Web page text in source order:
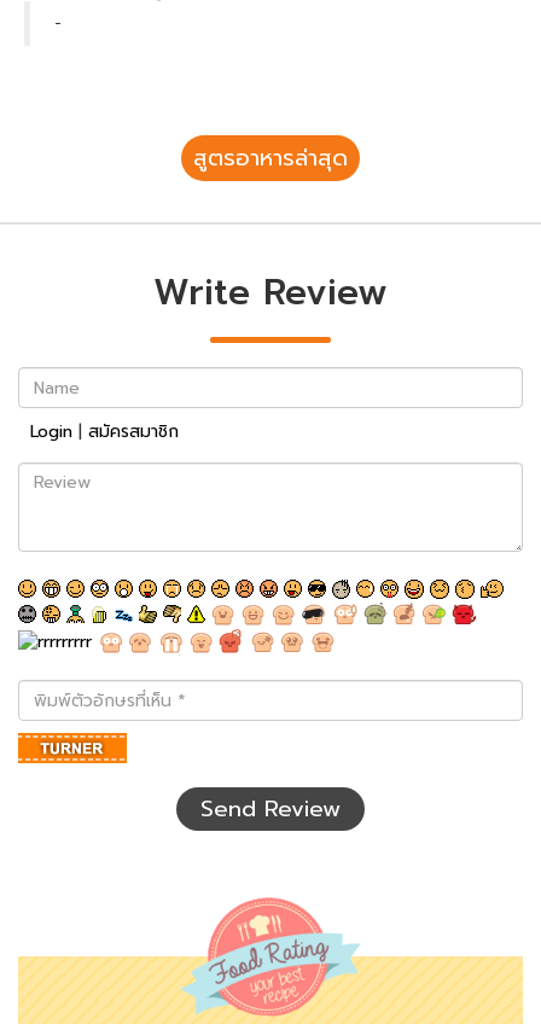
-
สูตรอาหารล่าสุด
Write Review
Name
Login | สมัครสมาชิก
Review
พิมพ์
ตัว
อักษร
ที่
Send Review